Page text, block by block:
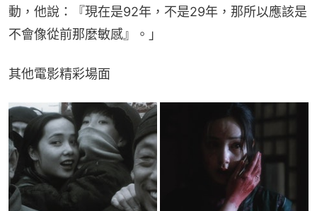
動，他說：『現在是92年，不是29年，那所以應該是
不會像從前那麼敏感』。」
其他電影精彩場面